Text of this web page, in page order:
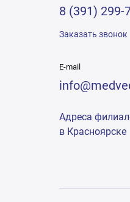
8 (391) 299-
Заказать звонок
E-mail
Адреса
в Красноярске